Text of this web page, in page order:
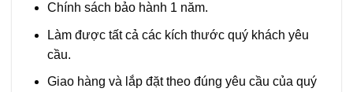
Chính sách bảo hành 1 năm.
Làm được tất cả các kích thước quý khách yêu
cầu.
Giao hàng và lắp đặt theo đúng yêu cầu của quý